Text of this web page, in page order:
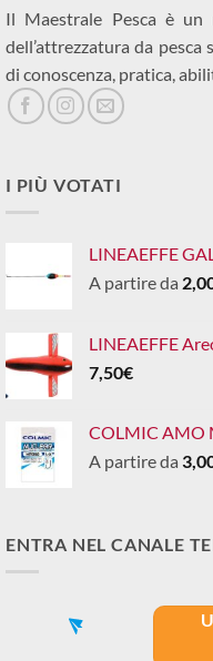
Il Maestrale Pesca è un
dell’attrezzatura da
di conoscenza, pratica,
I PIÙ VOTATI
LINEAEFFE
A partire da
LINEAEFFE
7,50€
COLMIC AMO
A partire da
ENTRA NEL CANALE